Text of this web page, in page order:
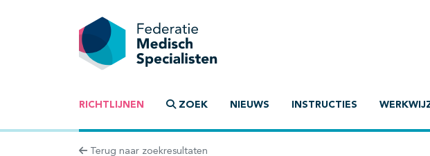
RICHTLIJNEN ZOEK NIEUWS INSTRUCTIES
Terug naar zoekresultaten